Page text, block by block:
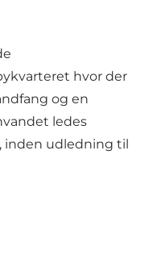
hvor der
og en
ledes
inden udledning til